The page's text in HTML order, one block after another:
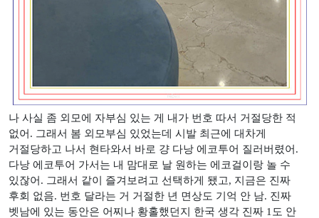
나 사실 좀 외모에 자부심 있는 게 내가 번호 따서 거절당한 적
없어 . 그래서 봄 외모부심 있었는데 시발 최근에 대차게
거절당하고 나서 현타와서 바로 걍 다낭 에코투어 질러버렸어 .
다낭 에코투어 가서는 내 맘대로 날 원하는 에코걸이랑 놀 수
있잖어 . 그래서 같이 즐겨보려고 선택하게 됐고, 지금은 진짜
후회 없음. 번호 달라는 거 거절한 년 면상도 기억 안 남. 진짜
벳남에 있는 동안은 어찌나 황홀했던지 한국 생각 진짜 1 도 안